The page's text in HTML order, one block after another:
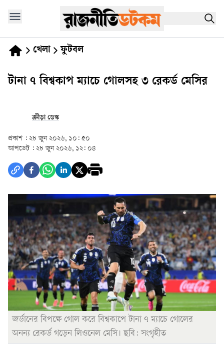
খেলা ফুটবল
টানা ৭ বিশ্বকাপ ম্যাচে গোলসহ ৩ রেকর্ড মেসির
ক্রীড়া ডেস্ক
প্রকাশ : ২৮ জুন ২০২৬, ১০: ৫০
আপডেট : ২৮ জুন ২০২৬, ১২: ০৪
জর্ডানের বিপক্ষে গোল করে বিশ্বকাপে টানা ৭ ম্যাচে গোলের
অনন্য রেকর্ড গড়েন লিওনেল মেসি। ছবি: সংগৃহীত